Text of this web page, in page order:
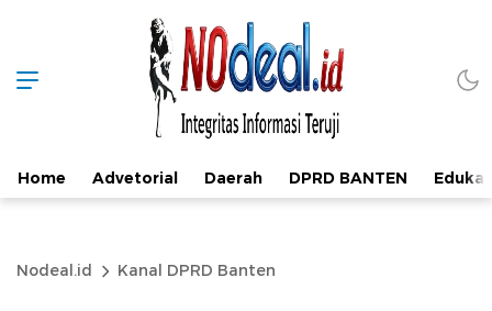
Home Advetorial Daerah DPRD BANTEN
Nodeal.id Kanal DPRD Banten